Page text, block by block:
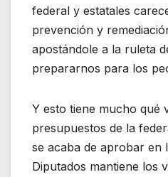
federal y estatales
prevención y
apostándole a la ruleta
prepararnos para los
Y esto tiene mucho qué
presupuestos de la
se acaba de aprobar en
Diputados mantiene los